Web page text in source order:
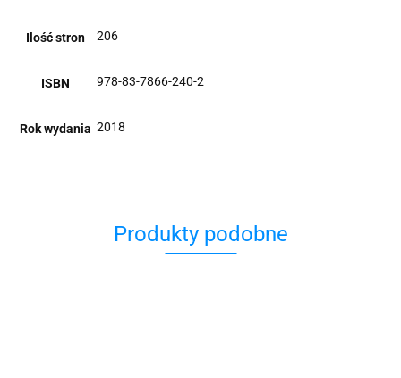
Ilość stron 206
ISBN 978-83-7866-240-2
Rok wydania 2018
Produkty podobne